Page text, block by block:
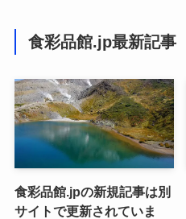
食彩品館.jp最新記事
食彩品館.jpの新規記事は別
サイトで更新されていま